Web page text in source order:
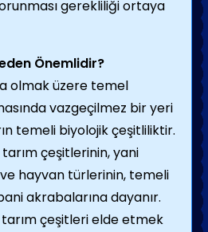
gerekliliği ortaya
Önemlidir?
olmak üzere temel
vazgeçilmez bir yeri
temeli biyolojik çeşitliliktir.
çeşitlerinin, yani
hayvan türlerinin, temeli
akrabalarına dayanır.
çeşitleri elde etmek